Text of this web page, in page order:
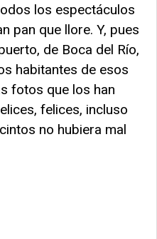
los espectáculos
pan que llore. Y, pues
de Boca del Río,
habitantes de esos
fotos que los han
felices, incluso
no hubiera mal